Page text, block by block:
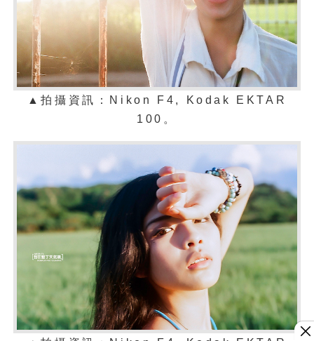
▲拍攝資訊：Nikon F4,
Kodak EKTAR
100 。